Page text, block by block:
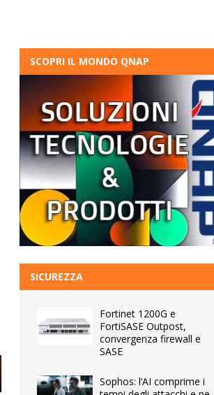
SCOPRI IL MONDO QNAP
SICUREZZA
Fortinet 1200G e
FortiSASE Outpost,
convergenza firewall e
SASE
Sophos: l’AI comprime i